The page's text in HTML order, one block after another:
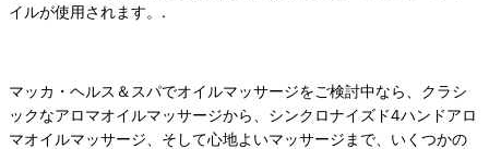
イルが使用されます。.
マッカ・ヘルス＆スパでオイルマッサージをご検討中なら、クラシ
ックなアロマオイルマッサージから、シンクロナイズド4ハンドアロ
マオイルマッサージ、そして心地よいマッサージまで、いくつかの